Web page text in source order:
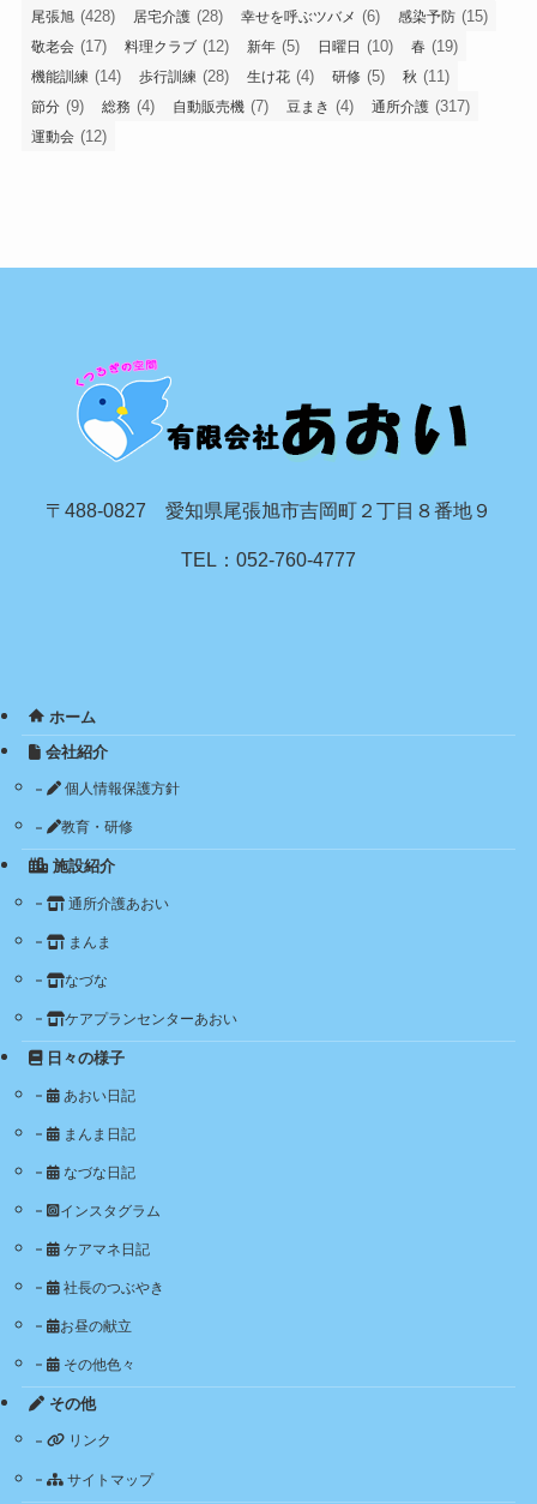
尾張旭 (428) 居宅介護 (28) 幸せを呼ぶツバメ (6) 感染予防 (15)
敬老会 (17) 料理クラブ (12) 新年 (5) 日曜日 (10) 春 (19)
機能訓練 (14) 歩行訓練 (28) 生け花 (4) 研修 (5) 秋 (11)
節分 (9) 総務 (4) 自動販売機 (7) 豆まき (4) 通所介護 (317)
運動会 (12)
〒488-0827 愛知県尾張旭市吉岡町２丁目８番地９
TEL：052-760-4777
ホーム
会社紹介
個人情報保護方針
教育・研修
施設紹介
通所介護あおい
まんま
なづな
ケアプランセンターあおい
日々の様子
あおい日記
まんま日記
なづな日記
インスタグラム
ケアマネ日記
社長のつぶやき
お昼の献立
その他色々
その他
リンク
サイトマップ